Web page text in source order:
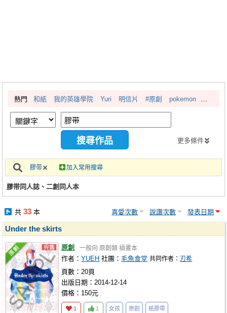
繪圖藝廊
交流中心
攤位轉讓區
會員中心
註冊會員
熱門 和紙 我的英雄學院 Yuri 明信片 #原創 pokemon
更多條件
膠带 加入常用搜尋
膠带同人誌、二創同人本
共 33本 喜愛次數 說讚次數 發表日期
Under the skirts
原創 一般向 原創類 插畫本
作者：YUEH 社團：毛魚食堂 共同作者： 刃希
頁數：20頁
出版日期：2014-12-14
價格：150元
1 1 女孩 原創 紙膠帶